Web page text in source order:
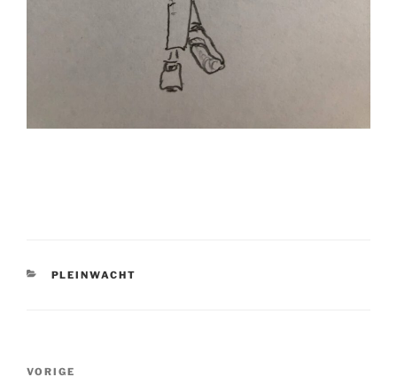
CATEGORIEËN
PLEINWACHT
Vorig
VORIGE